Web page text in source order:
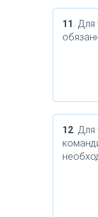
11. Для
12. Для